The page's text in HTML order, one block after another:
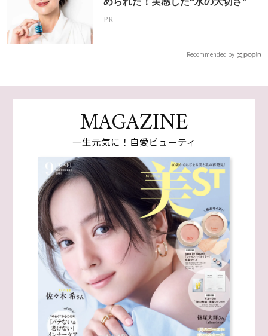
PR
Recommended by
MAGAZINE
一生元気に！自愛ビューティ